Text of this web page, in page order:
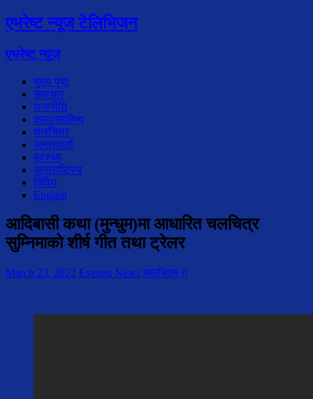
एभरेष्ट न्यूज टेलिभिजन
एभरेष्ट न्यूज
मुख्य पृष्ठ
समाचार
राजनीति
कला/साहित्य
चलचित्र
अन्तरवार्ता
स्वस्थ्य
अन्तराष्ट्रिय
विविध
English
आदिबासी कथा (मुन्धुम)मा आधारित चलचित्र
सुम्निमाको शीर्ष गीत तथा ट्रेलर
March 23, 2022 Everest News चलचित्र 0